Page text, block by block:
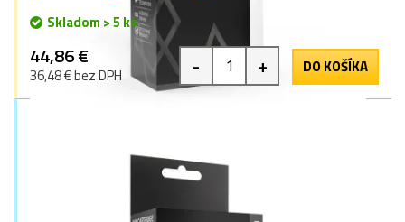
Skladom > 5 ks
44,86 €
36,48 € bez DPH - + DO KOŠÍKA